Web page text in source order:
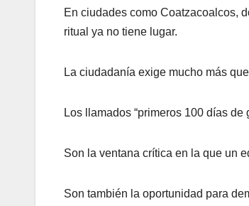
En ciudades como Coatzacoalcos,
ritual ya no tiene lugar.
La ciudadanía exige mucho más
Los llamados “primeros 100 días
Son la ventana crítica en la que un
Son también la oportunidad para